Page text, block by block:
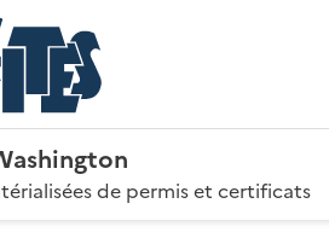
de permis et certificats